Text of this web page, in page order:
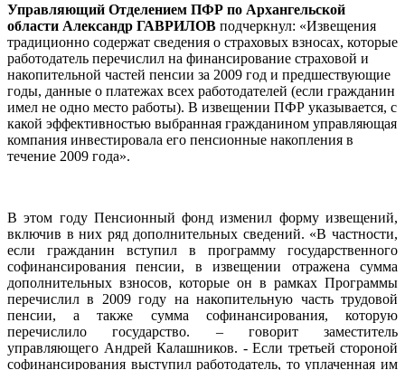
Управляющий Отделением ПФР по Архангельской
области Александр ГАВРИЛОВ подчеркнул: «Извещения
традиционно содержат сведения о страховых взносах, которые
работодатель перечислил на финансирование страховой и
накопительной частей пенсии за 2009 год и предшествующие
годы, данные о платежах всех работодателей (если гражданин
имел не одно место работы). В извещении ПФР указывается, с
какой эффективностью выбранная гражданином управляющая
компания инвестировала его пенсионные накопления в
течение 2009 года».
В этом году Пенсионный фонд изменил форму извещений,
включив в них ряд дополнительных сведений. «В частности,
если гражданин вступил в программу государственного
софинансирования пенсии, в извещении отражена сумма
дополнительных взносов, которые он в рамках Программы
перечислил в 2009 году на накопительную часть трудовой
пенсии, а также сумма софинансирования, которую
перечислило государство. – говорит заместитель
управляющего Андрей Калашников. - Если третьей стороной
софинансирования выступил работодатель, то уплаченная им